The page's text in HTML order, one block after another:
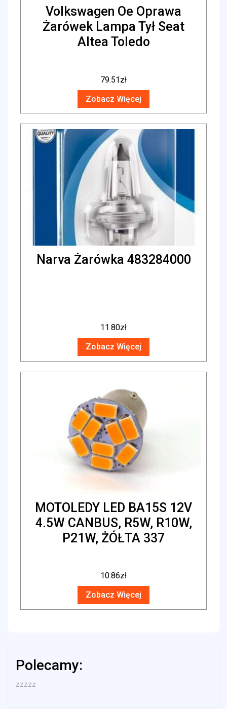
Volkswagen Oe Oprawa
Żarówek Lampa Tył Seat
Altea Toledo
79.51zł
Zobacz Więcej
Narva Żarówka 483284000
11.80zł
Zobacz Więcej
MOTOLEDY LED BA15S 12V
4.5W CANBUS, R5W, R10W,
P21W, ŻÓŁTA 337
10.86zł
Zobacz Więcej
Polecamy:
zzzzz